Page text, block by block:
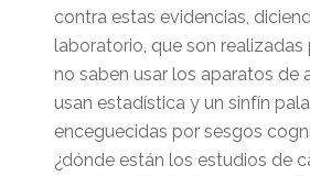
contra estas evidencias,
laboratorio, que son
no saben usar los aparatos de
usan estadística y un sinfín
enceguecidas por sesgos
¿dónde están los estudios de